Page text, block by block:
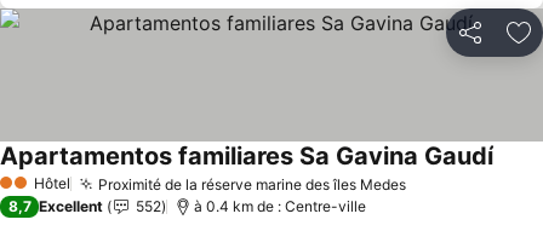
Partager
2 Étoiles
Hôtel Proximité de la réserve marine des îles MedesConsulter les
Apartamentos familiares Sa Gavina Gaudí
8,7 Excellent 552 à 0.4 km de : Centre-ville